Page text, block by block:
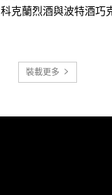
科克蘭烈酒與波特酒巧
裝載更多